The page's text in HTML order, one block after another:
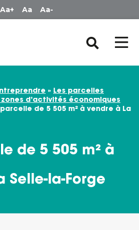
Aa+ Aa Aa-
» Les parcelles
d’activités économiques
de 5 505 m² à vendre à La
de 5 505 m² à
Selle-la-Forge
cookies